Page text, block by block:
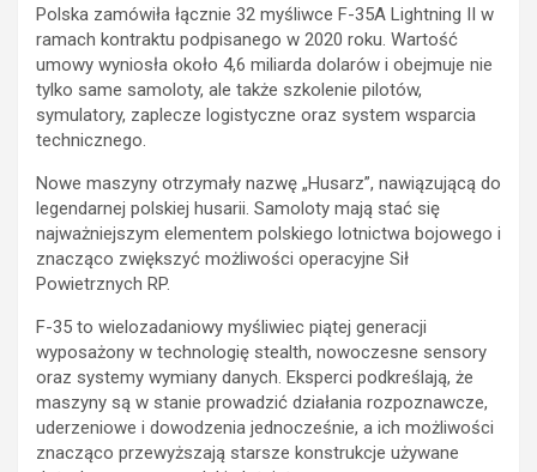
Polska zamówiła łącznie 32 myśliwce F-35A Lightning II w
ramach kontraktu podpisanego w 2020 roku. Wartość
umowy wyniosła około 4,6 miliarda dolarów i obejmuje nie
tylko same samoloty, ale także szkolenie pilotów,
symulatory, zaplecze logistyczne oraz system wsparcia
technicznego.
Nowe maszyny otrzymały nazwę „Husarz”, nawiązującą do
legendarnej polskiej husarii. Samoloty mają stać się
najważniejszym elementem polskiego lotnictwa bojowego i
znacząco zwiększyć możliwości operacyjne Sił
Powietrznych RP.
F-35 to wielozadaniowy myśliwiec piątej generacji
wyposażony w technologię stealth, nowoczesne sensory
oraz systemy wymiany danych. Eksperci podkreślają, że
maszyny są w stanie prowadzić działania rozpoznawcze,
uderzeniowe i dowodzenia jednocześnie, a ich możliwości
znacząco przewyższają starsze konstrukcje używane